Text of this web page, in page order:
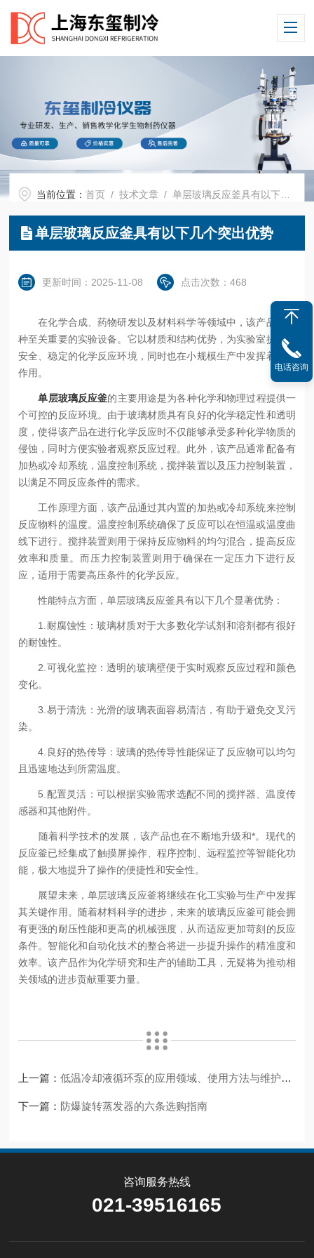
当前位置：首页 /技术文章 / 单层玻璃反应釜具有以下几个突出优势
单层玻璃反应釜具有以下几个突出优势
更新时间：2025-11-08 点击次数：468
在化学合成、药物研发以及材料科学等领域中，该产品是一
种至关重要的实验设备。它以材质和结构优势，为实验室提供了
安全、稳定的化学反应环境，同时也在小规模生产中发挥着重要
作用。
单层玻璃反应釜的主要用途是为各种化学和物理过程提供一
个可控的反应环境。由于玻璃材质具有良好的化学稳定性和透明
度，使得该产品在进行化学反应时不仅能够承受多种化学物质的
侵蚀，同时方便实验者观察反应过程。此外，该产品通常配备有
加热或冷却系统，温度控制系统，搅拌装置以及压力控制装置，
以满足不同反应条件的需求。
工作原理方面，该产品通过其内置的加热或冷却系统来控制
反应物料的温度。温度控制系统确保了反应可以在恒温或温度曲
线下进行。搅拌装置则用于保持反应物料的均匀混合，提高反应
效率和质量。而压力控制装置则用于确保在一定压力下进行反
应，适用于需要高压条件的化学反应。
性能特点方面，单层玻璃反应釜具有以下几个显著优势：
1.耐腐蚀性：玻璃材质对于大多数化学试剂和溶剂都有很好
的耐蚀性。
2.可视化监控：透明的玻璃壁便于实时观察反应过程和颜色
变化。
3.易于清洗：光滑的玻璃表面容易清洁，有助于避免交叉污
染。
4.良好的热传导：玻璃的热传导性能保证了反应物可以均匀
且迅速地达到所需温度。
5.配置灵活：可以根据实验需求选配不同的搅拌器、温度传
感器和其他附件。
随着科学技术的发展，该产品也在不断地升级和*。现代的
反应釜已经集成了触摸屏操作、程序控制、远程监控等智能化功
能，极大地提升了操作的便捷性和安全性。
展望未来，单层玻璃反应釜将继续在化工实验与生产中发挥
其关键作用。随着材料科学的进步，未来的玻璃反应釜可能会拥
有更强的耐压性能和更高的机械强度，从而适应更加苛刻的反应
条件。智能化和自动化技术的整合将进一步提升操作的精准度和
效率。该产品作为化学研究和生产的辅助工具，无疑将为推动相
关领域的进步贡献重要力量。
上一篇：低温冷却液循环泵的应用领域、使用方法与维护要点
下一篇： 防爆旋转蒸发器的六条选购指南
咨询服务热线
021-39516165
电话咨询